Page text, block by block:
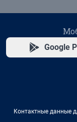
Google
Контактные данные